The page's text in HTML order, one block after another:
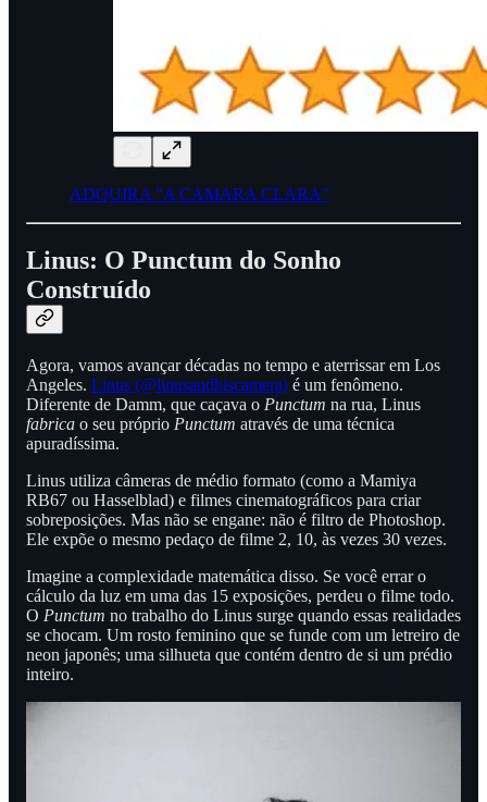
ADQUIRA "A CAMARA CLARA"
Linus: O Punctum do Sonho
Construído
Agora, vamos avançar décadas no tempo e aterrissar em Los
Angeles. Linus (@linusandhiscamera) é um fenômeno.
Diferente de Damm, que caçava o Punctum na rua, Linus
fabrica o seu próprio Punctum através de uma técnica
apuradíssima.
Linus utiliza câmeras de médio formato (como a Mamiya
RB67 ou Hasselblad) e filmes cinematográficos para criar
sobreposições. Mas não se engane: não é filtro de Photoshop.
Ele expõe o mesmo pedaço de filme 2, 10, às vezes 30 vezes.
Imagine a complexidade matemática disso. Se você errar o
cálculo da luz em uma das 15 exposições, perdeu o filme todo.
O Punctum no trabalho do Linus surge quando essas realidades
se chocam. Um rosto feminino que se funde com um letreiro de
neon japonês; uma silhueta que contém dentro de si um prédio
inteiro.